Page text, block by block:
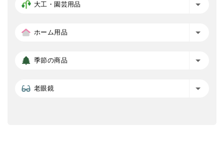
大工・園芸用品
ホーム用品
季節の商品
老眼鏡